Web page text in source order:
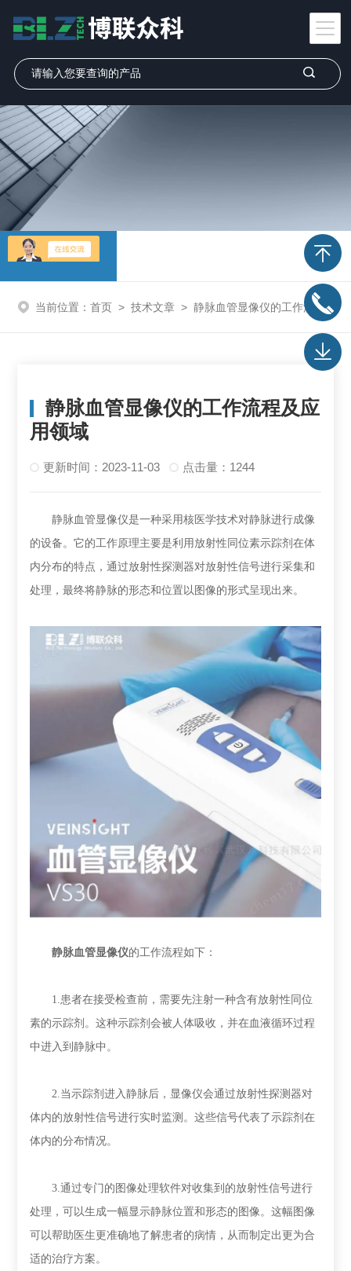
技术文章
当前位置： 首页 > 技术文章 > 静脉血管显像仪的工作流程及应用领域
静脉血管显像仪的工作流程及应
用领域
更新时间：2023-11-03 点击量：1244
静脉血管显像仪是一种采用核医学技术对静脉进行成像
的设备。它的工作原理主要是利用放射性同位素示踪剂在体
内分布的特点，通过放射性探测器对放射性信号进行采集和
处理，最终将静脉的形态和位置以图像的形式呈现出来。
静脉血管显像仪的工作流程如下：
1.患者在接受检查前，需要先注射一种含有放射性同位
素的示踪剂。这种示踪剂会被人体吸收，并在血液循环过程
中进入到静脉中。
2.当示踪剂进入静脉后，显像仪会通过放射性探测器对
体内的放射性信号进行实时监测。这些信号代表了示踪剂在
体内的分布情况。
3.通过专门的图像处理软件对收集到的放射性信号进行
处理，可以生成一幅显示静脉位置和形态的图像。这幅图像
可以帮助医生更准确地了解患者的病情，从而制定出更为合
适的治疗方案。